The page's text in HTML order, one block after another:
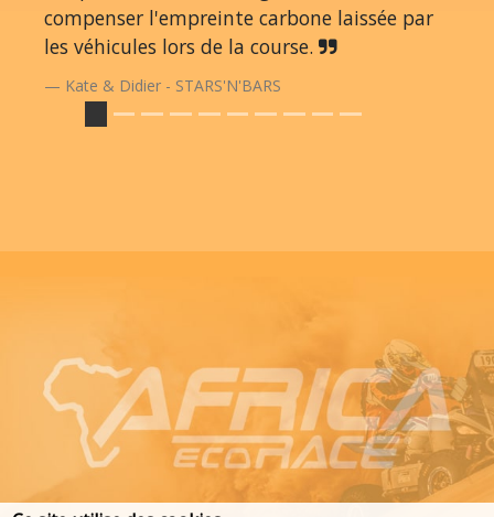
compenser l'empreinte carbone laissée par
les véhicules lors de la course.
Kate & Didier - STARS'N'BARS